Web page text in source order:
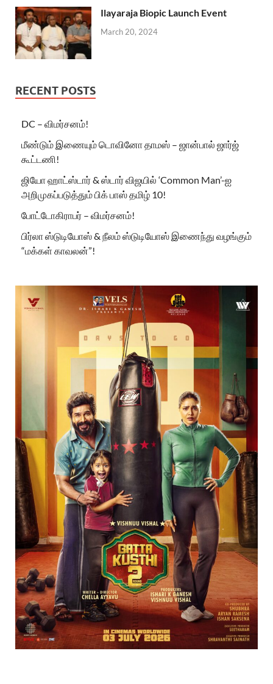
Ilayaraja Biopic Launch Event
March 20, 2024
RECENT POSTS
DC – விமர்சனம்!
மீண்டும் இணையும் டொவினோ தாமஸ் – ஜான்பால் ஜார்ஜ்
கூட்டணி!
ஜியோ ஹாட்ஸ்டார் & ஸ்டார் விஜயில் ‘Common Man’-ஐ
அறிமுகப்படுத்தும் பிக் பாஸ் தமிழ் 10!
போட்டோகிராபர் – விமர்சனம்!
பிர்லா ஸ்டுடியோஸ் & நீலம் ஸ்டுடியோஸ் இணைந்து வழங்கும்
“மக்கள் காவலன்”!